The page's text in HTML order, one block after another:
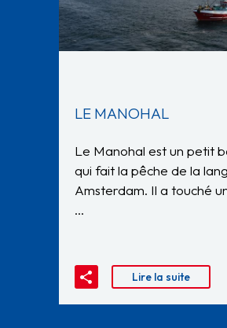
LE MANOHAL
Le Manohal est un petit
qui fait la pêche de la
Amsterdam. Il a touché
…
Lire la suite